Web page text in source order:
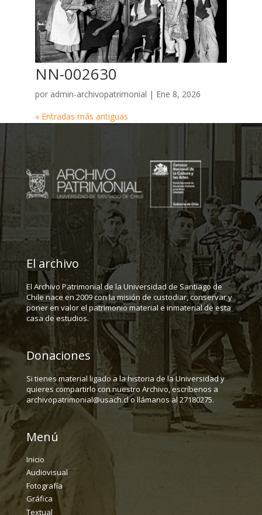
NN-002630
por admin-archivopatrimonial | Ene 8, 2026
« Entradas más antiguas
El archivo
El Archivo Patrimonial de la Universidad de Santiago de
Chile nace en 2009 con la misión de custodiar, conservar y
poner en valor el patrimonio material e inmaterial de esta
casa de estudios.
Donaciones
Si tienes material ligado a la historia de la Universidad y
quieres compartirlo con nuestro Archivo, escríbenos a
archivopatrimonial@usach.cl o llámanos al 27180275.
Menú
Inicio
Audiovisual
Fotografía
Gráfica
Textual